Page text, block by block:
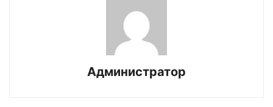
Администратор